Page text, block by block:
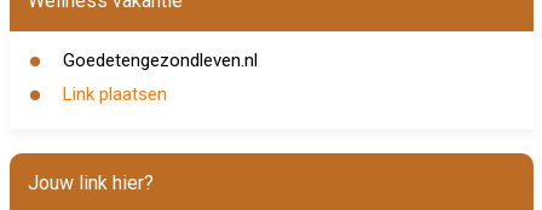
Goedetengezondleven.nl
Link plaatsen
Jouw link hier?